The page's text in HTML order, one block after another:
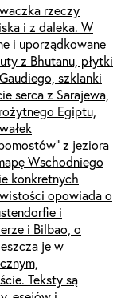
rzeczy
i z daleka. W
i uporządkowane
z Bhutanu, płytki
szklanki
serca z Sarajewa,
Egiptu,
z jeziora
Wschodniego
konkretnych
opowiada o
i
i Bilbao, o
je w
Teksty są